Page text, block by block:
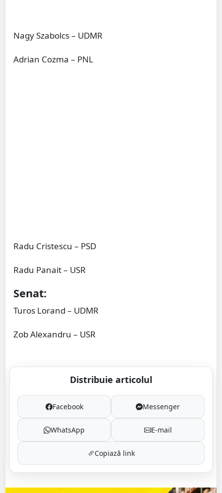
Nagy Szabolcs – UDMR
Adrian Cozma – PNL
Radu Cristescu – PSD
Radu Panait – USR
Senat:
Turos Lorand – UDMR
Zob Alexandru – USR
Distribuie articolul
Facebook Messenger
WhatsApp E-mail
Copiază link